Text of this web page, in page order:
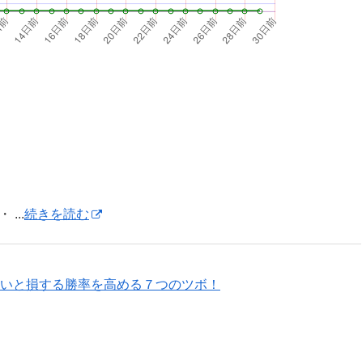
...続きを読む
と損する勝率を高める７つのツボ！